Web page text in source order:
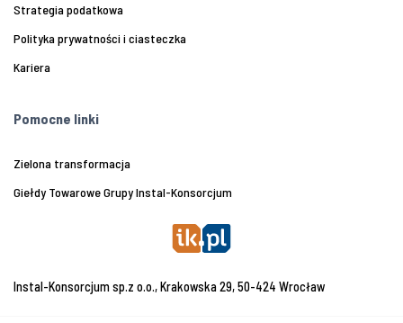
Strategia podatkowa
Polityka prywatności i ciasteczka
Kariera
Pomocne linki
Zielona transformacja
Giełdy Towarowe Grupy Instal-Konsorcjum
Instal-Konsorcjum sp.z o.o., Krakowska 29, 50-424 Wrocław